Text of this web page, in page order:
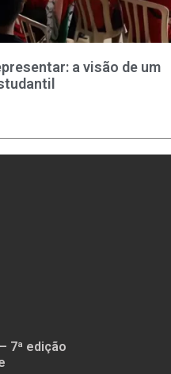
a visão de um
7ª edição